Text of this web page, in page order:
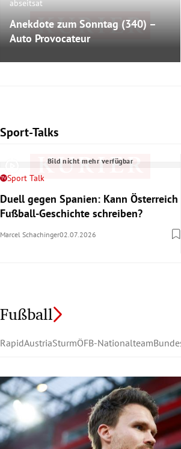
Bild nicht mehr verfügbar
abseitsat
Anekdote zum Sonntag (340) –
Auto Provocateur
Sport-Talks
Slide 1 von 6
Bild nicht mehr verfügbar
Sport Talk
Duell gegen Spanien: Kann Österreich
Fußball-Geschichte schreiben?
Marcel Schachinger02.07.2026
Fußball
RapidAustriaSturmÖFB-Nationalteam